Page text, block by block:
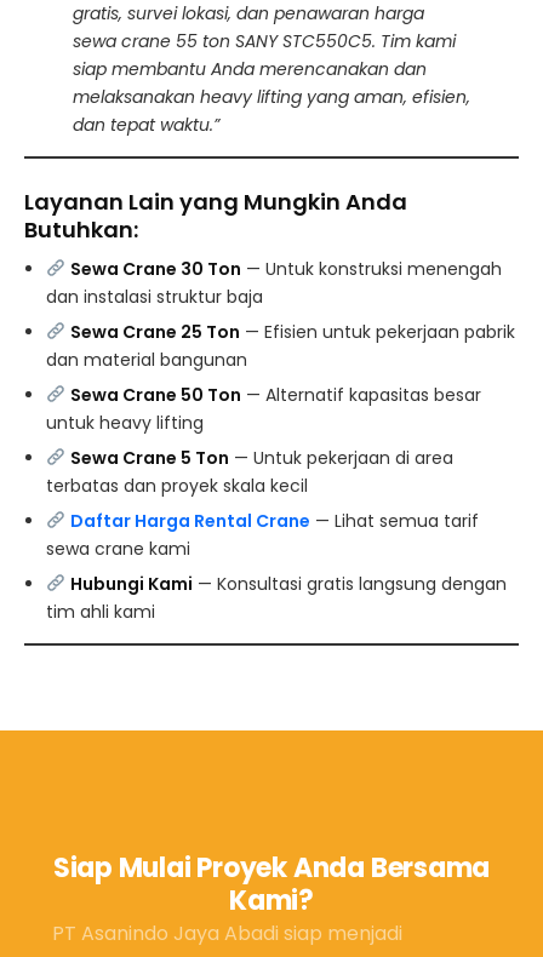
gratis, survei lokasi, dan penawaran harga
sewa crane 55 ton SANY STC550C5. Tim kami
siap membantu Anda merencanakan dan
melaksanakan heavy lifting yang aman, efisien,
dan tepat waktu.”
Layanan Lain yang Mungkin Anda
Butuhkan:
Sewa Crane 30 Ton — Untuk konstruksi menengah
dan instalasi struktur baja
Sewa Crane 25 Ton — Efisien untuk pekerjaan pabrik
dan material bangunan
Sewa Crane 50 Ton — Alternatif kapasitas besar
untuk heavy lifting
Sewa Crane 5 Ton — Untuk pekerjaan di area
terbatas dan proyek skala kecil
Daftar Harga Rental Crane — Lihat semua tarif
sewa crane kami
Hubungi Kami — Konsultasi gratis langsung dengan
tim ahli kami
Siap Mulai Proyek Anda Bersama
Kami?
PT Asanindo Jaya Abadi siap menjadi